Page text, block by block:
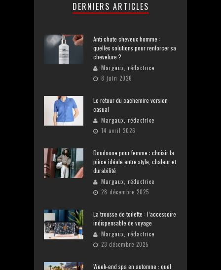
DERNIERS ARTICLES
Anti chute cheveux homme :
quelles solutions pour renforcer sa
chevelure ?
Margaux, rédactrice
8 juin 2026
Le retour du cachemire version
casual
Margaux, rédactrice
14 avril 2026
Doudoune pour femme : choisir la
pièce idéale entre style, chaleur et
durabilité
Margaux, rédactrice
28 décembre 2025
La trousse de toilette : l’accessoire
indispensable de voyage
Margaux, rédactrice
23 décembre 2025
Week-end spa en automne : quel